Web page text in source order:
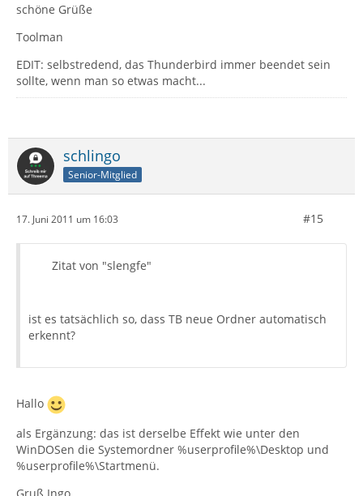
schöne Grüße
Toolman
EDIT: selbstredend, das Thunderbird immer beendet sein
sollte, wenn man so etwas macht...
schlingo
Senior-Mitglied
17. Juni 2011 um 16:03 #15
Zitat von "slengfe"
ist es tatsächlich so, dass TB neue Ordner automatisch
erkennt?
Hallo
als Ergänzung: das ist derselbe Effekt wie unter den
WinDOSen die Systemordner %userprofile%\Desktop und
%userprofile%\Startmenü.